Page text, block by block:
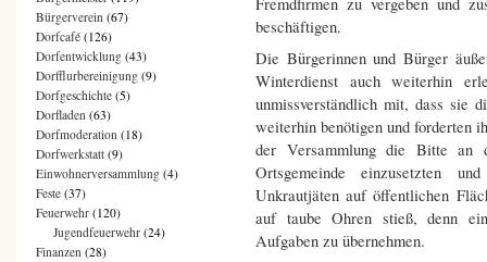
beschäftigen.
Die Bürgerinnen und Bürger
Winterdienst auch weiterhin
unmissverständlich mit, dass sie
weiterhin benötigen und forderten
der Versammlung die Bitte an
Ortsgemeinde einzusetzten
Unkrautjäten auf öffentlichen
auf taube Ohren stieß, denn
Aufgaben zu übernehmen.
Bürgerverein (67)
Dorfcafé (126)
Dorfentwicklung (43)
Dorfflurbereinigung (9)
Dorfgeschichte (5)
Dorfladen (63)
Dorfmoderation (18)
Dorfwerkstatt (9)
Einwohnerversammlung (4)
Feste (37)
Feuerwehr (120)
Jugendfeuerwehr (24)
Finanzen (28)